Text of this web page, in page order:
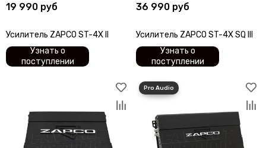
19 990 руб
Усилитель ZAPCO ST-4X II
Узнать о
поступлении
36 990 руб
Усилитель ZAPCO ST-4X SQ III
Узнать о
поступлении